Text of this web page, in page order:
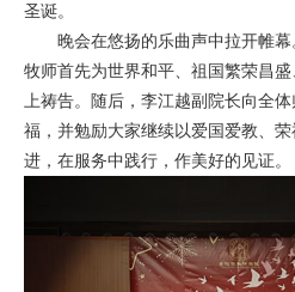
圣诞。
晚会在悠扬的乐曲声中拉开帷
牧师首先为世界和平、祖国繁荣昌
上祷告。随后，李江越副院长向全
福，并勉励大家继续以爱国爱教、
进，在服务中践行，作美好的见证。